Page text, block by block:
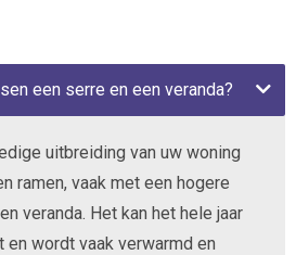
een serre en een veranda?
uitbreiding van uw woning
ramen, vaak met een hogere
veranda. Het kan het hele jaar
wordt vaak verwarmd en